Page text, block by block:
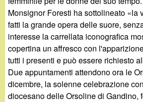
tMonsignor Foresti ha sottolineato
fatti la grande opera delle suore,
interesse la carrellata iconografica
copertina un affresco con
tutti i presenti e può essere richiesto
Due appuntamenti attendono ora le
dicembre, la solenne celebrazione
diocesano delle Orsoline di Gandino,